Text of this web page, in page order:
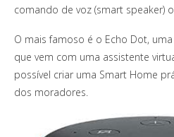
comando de voz (smart speaker)
O mais famoso é o Echo Dot,
que vem com uma assistente
possível criar uma Smart Home
dos moradores.